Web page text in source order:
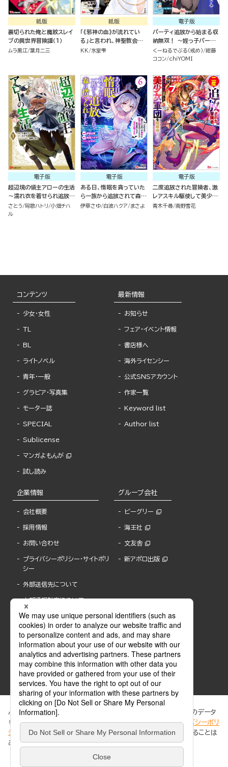
紙版
裏切られた俺と魔紋スレイ
ブの異世界冒険譚（１）
ムラ黒江 葉月二三
紙版
「《邪神の血》が流れてい
る」と言われ、神聖教会を
追放された神父です。 ～理
様も一緒についてきちゃい
ました～ （１）
KK 氷室雫
電子版
パーティ追放から始まる収
納無双！ ～姪っ子パーテ
ィといく最強ハーレム成り
上がり～ コミック版（分冊
くーねるでぶる（戒め） 紺藤
ココン chiYOMI
電子版
超辺境の領主アローの生活
～濡れ衣を着せられ追放さ
れましたが、二人の女神と
新生活を送ります～ コミッ
さとう 匈歌ハトリ 小畑チハ
ル
電子版
ある日、惰眠を貪っていた
ら一族から追放されて森に
捨てられました そのまま
伊草さゆ 白波ハクア まさよ
電子版
二度追放された冒険者、激
レアスキル駆使して美少女
軍団を育成中！ コミック版
青木千尋 南野雪花
コンテンツ
少女・女性
TL
BL
ライトノベル
青年・一般
グラビア・写真集
モーター誌
SPECIAL
Sublicense
マンガよもんが
試し読み
最新情報
お知らせ
フェア・イベント情報
書店様へ
海外ライセンシー
公式SNSアカウント
作家一覧
Keyword list
Author list
企業情報
会社概要
採用情報
お問い合わせ
プライバシーポリシー・サイトポリ
シー
外部送信先について
内部通報制度について
グループ会社
ビーグリー
海王社
文友舎
新アポロ出版
ABJマークは、この電子書店・電子書籍配信サービスが、著作権者からコンテンツ使用許諾を
得た正規版配信サービスであることを示す登録商標(登録番号 第6091713号)です。
ABJマークの詳細、ABJマークを掲示しているサービスの一覧はこちら。
ぶんか社が運営するサイトでは、利便性向上のためにCookie等のデータ
を使用しています。 当社のCookieについての詳細は、「プライバシーポリ
シー
」をご覧ください。当サイトでは、訪問者の個人情報を追跡することは
ありません。